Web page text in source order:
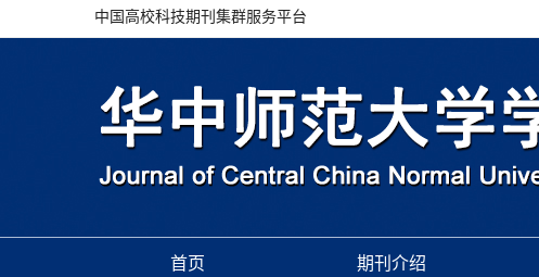
中国高校科技期刊集群服务平台
首页 期刊介绍